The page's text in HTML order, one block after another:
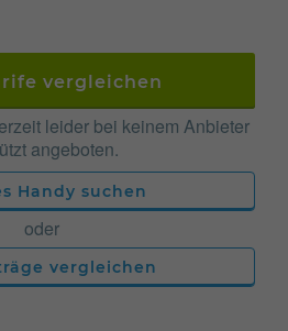
vergleichen
leider bei keinem Anbieter
angeboten.
Handy suchen
oder
vergleichen